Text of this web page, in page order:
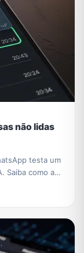
não lidas
testa um
Saiba como a
seu tempo.